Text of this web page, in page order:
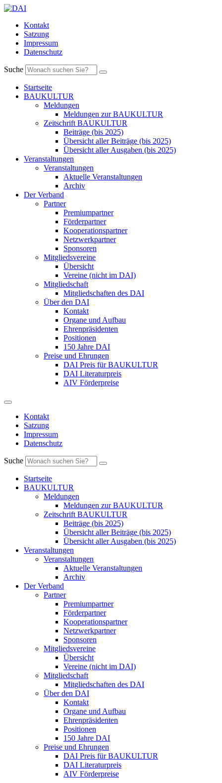
Kontakt
Satzung
Impressum
Datenschutz
Suche
Startseite
BAUKULTUR
Meldungen
Meldungen zur BAUKULTUR
Zeitschrift BAUKULTUR
Beiträge (bis 2025)
Übersicht aller Beiträge (bis 2025)
Übersicht aller Ausgaben (bis 2025)
Veranstaltungen
Veranstaltungen
Aktuelle Veranstaltungen
Archiv
Der Verband
Partner
Premiumpartner
Förderpartner
Kooperationspartner
Netzwerkpartner
Sponsoren
Mitgliedsvereine
Übersicht
Vereine (nicht im DAI)
Mitgliedschaft
Mitgliedschaften des DAI
Über den DAI
Kontakt
Organe und Aufbau
Ehrenpräsidenten
Positionen
150 Jahre DAI
Preise und Ehrungen
DAI Preis für BAUKULTUR
DAI Literaturpreis
AIV Förderpreise
Kontakt
Satzung
Impressum
Datenschutz
Suche
Startseite
BAUKULTUR
Meldungen
Meldungen zur BAUKULTUR
Zeitschrift BAUKULTUR
Beiträge (bis 2025)
Übersicht aller Beiträge (bis 2025)
Übersicht aller Ausgaben (bis 2025)
Veranstaltungen
Veranstaltungen
Aktuelle Veranstaltungen
Archiv
Der Verband
Partner
Premiumpartner
Förderpartner
Kooperationspartner
Netzwerkpartner
Sponsoren
Mitgliedsvereine
Übersicht
Vereine (nicht im DAI)
Mitgliedschaft
Mitgliedschaften des DAI
Über den DAI
Kontakt
Organe und Aufbau
Ehrenpräsidenten
Positionen
150 Jahre DAI
Preise und Ehrungen
DAI Preis für BAUKULTUR
DAI Literaturpreis
AIV Förderpreise